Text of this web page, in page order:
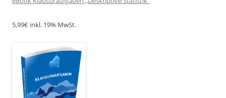
5,99€ inkl. 19% MwSt.